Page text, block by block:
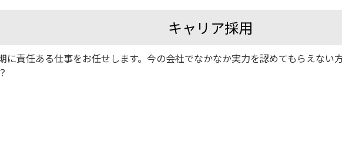
キャリア採用
に責任ある仕事をお任せします。今の会社でなかなか実力を認めてもらえない